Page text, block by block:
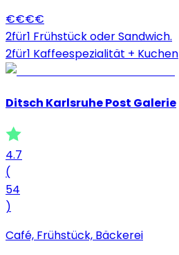
€€€€
2für1 Frühstück oder Sandwich.
2für1 Kaffeespezialität + Kuchen
Ditsch Karlsruhe Post Galerie
4.7
(
54
)
Café, Frühstück, Bäckerei